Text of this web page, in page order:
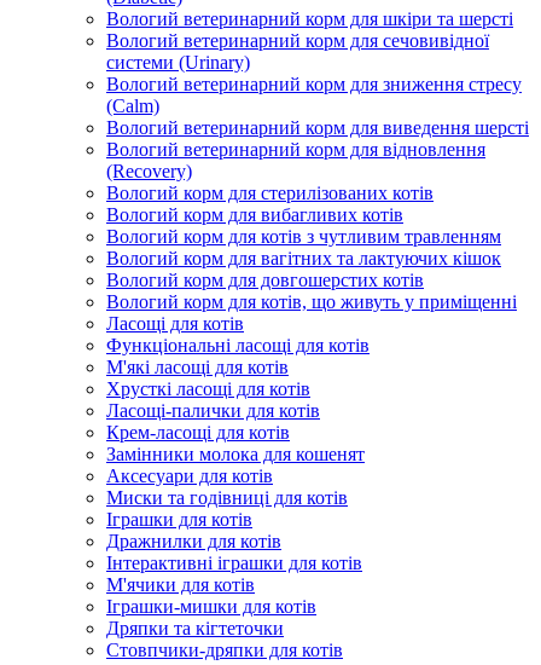
Вологий ветеринарний корм для шкіри та шерсті
Вологий ветеринарний корм для сечовивідної
системи (Urinary)
Вологий ветеринарний корм для зниження стресу
(Calm)
Вологий ветеринарний корм для виведення шерсті
Вологий ветеринарний корм для відновлення
(Recovery)
Вологий корм для стерилізованих котів
Вологий корм для вибагливих котів
Вологий корм для котів з чутливим травленням
Вологий корм для вагітних та лактуючих кішок
Вологий корм для довгошерстих котів
Вологий корм для котів, що живуть у приміщенні
Ласощі для котів
Функціональні ласощі для котів
М'які ласощі для котів
Хрусткі ласощі для котів
Ласощі-палички для котів
Крем-ласощі для котів
Замінники молока для кошенят
Аксесуари для котів
Миски та годівниці для котів
Іграшки для котів
Дражнилки для котів
Інтерактивні іграшки для котів
М'ячики для котів
Іграшки-мишки для котів
Дряпки та кігтеточки
Стовпчики-дряпки для котів